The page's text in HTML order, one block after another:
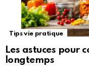
Tips vie pratique
Les astuces pour
longtemps